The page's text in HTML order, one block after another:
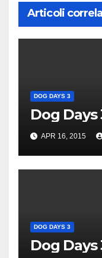
Articoli
DOG DAYS 3
Dog Days
APR 16, 2015
DOG DAYS 3
Dog Days